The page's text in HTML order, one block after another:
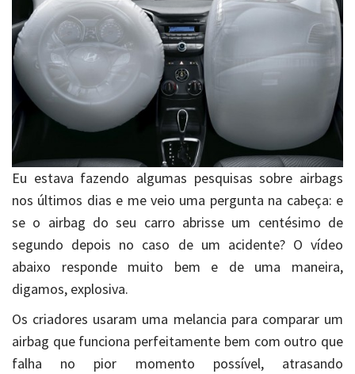
Eu estava fazendo algumas pesquisas sobre airbags
nos últimos dias e me veio uma pergunta na cabeça: e
se o airbag do seu carro abrisse um centésimo de
segundo depois no caso de um acidente? O vídeo
abaixo responde muito bem e de uma maneira,
digamos, explosiva.
Os criadores usaram uma melancia para comparar um
airbag que funciona perfeitamente bem com outro que
falha no pior momento possível, atrasando